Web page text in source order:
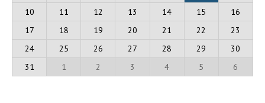
10
11 12 13 14 15
16
17
18 19 20 21 22
23
24
25 26 27 28 29
30
31
1 2 3 4 5 6